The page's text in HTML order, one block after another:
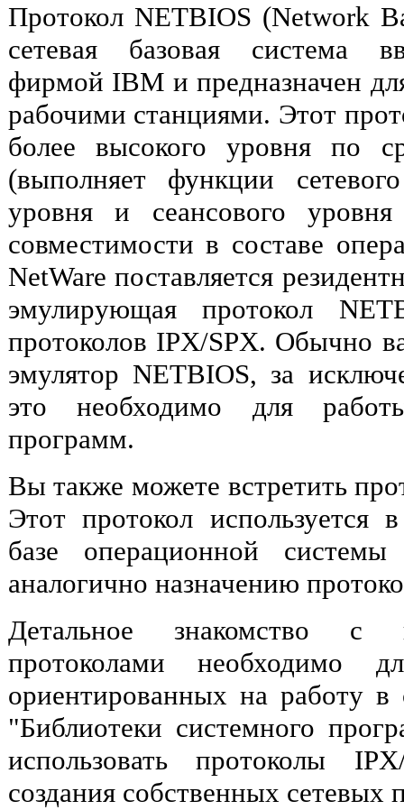
Протокол NETBIOS (Network
сетевая базовая система
фирмой IBM и предназначен
рабочими станциями. Этот
более высокого уровня по
(выполняет функции
уровня и сеансового
совместимости в составе
NetWare поставляется
эмулирующая протокол
протоколов IPX/SPX. Обычно
эмулятор NETBIOS, за
это необходимо для
программ.
Вы также можете встретить
Этот протокол используется
базе операционной
аналогично назначению
Детальное знакомство с
протоколами необходимо
ориентированных на работу
"Библиотеки системного
использовать протоколы
создания собственных сетевых